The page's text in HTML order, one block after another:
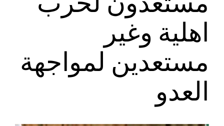
اهلية وغير
مستعدين لمواجهة
العدو